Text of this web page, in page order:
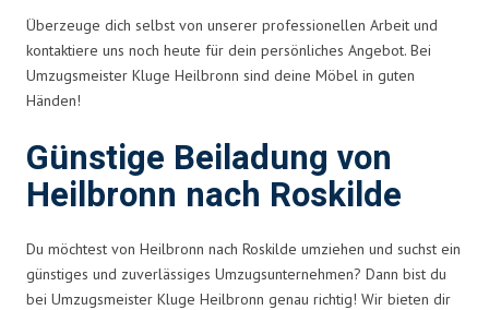
Überzeuge dich selbst von unserer professionellen Arbeit und
kontaktiere uns noch heute für dein persönliches Angebot. Bei
Umzugsmeister Kluge Heilbronn sind deine Möbel in guten
Händen!
Günstige Beiladung von
Heilbronn nach Roskilde
Du möchtest von Heilbronn nach Roskilde umziehen und suchst ein
günstiges und zuverlässiges Umzugsunternehmen? Dann bist du
bei Umzugsmeister Kluge Heilbronn genau richtig! Wir bieten dir